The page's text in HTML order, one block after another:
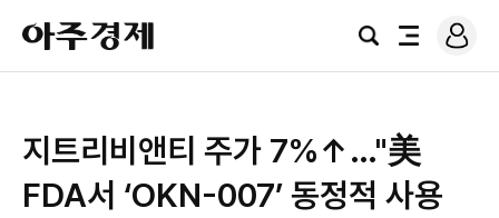
아
주
경
검
전
로
그
지트리비앤티 주가 7%↑…"美
FDA서 ‘OKN-007’ 동정적 사용